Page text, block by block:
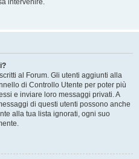
intervenire.
al Forum. Gli utenti aggiunti alla
di Controllo Utente per poter più
e inviare loro messaggi privati. A
di questi utenti possono anche
alla tua lista ignorati, ogni suo